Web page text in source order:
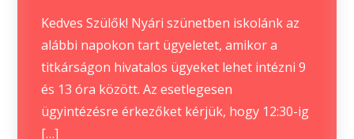
Kedves Szülők! Nyári szünetben iskolánk az
alábbi napokon tart ügyeletet, amikor a
titkárságon hivatalos ügyeket lehet intézni 9
és 13 óra között. Az esetlegesen
ügyintézésre érkezőket kérjük, hogy 12:30-ig
[…]